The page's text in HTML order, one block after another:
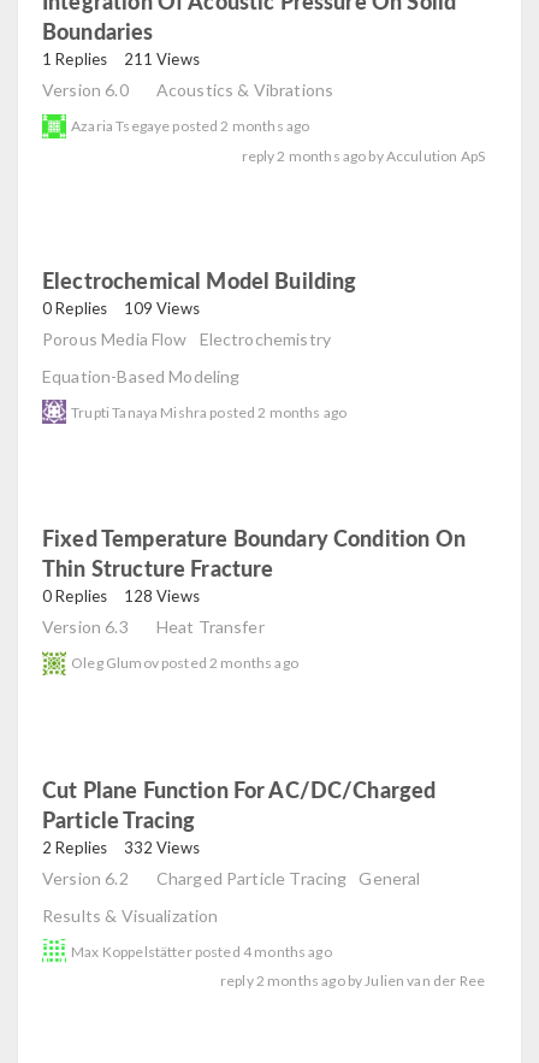
Boundaries
1 Replies 211 Views
Version 6.0 Acoustics & Vibrations
Azaria Tsegaye posted2 months ago
reply 2 months ago byAcculution ApS
Electrochemical Model Building
0 Replies 109 Views
Porous Media Flow
Electrochemistry
Equation-Based Modeling
Trupti Tanaya Mishra posted 2 months ago
Fixed Temperature Boundary Condition On
Thin Structure Fracture
0 Replies 128 Views
Version 6.3 Heat Transfer
Oleg Glumov posted2 months ago
Cut Plane Function For AC/DC/charged
Particle Tracing
2 Replies 332 Views
Version 6.2 Charged Particle Tracing
General
Results & Visualization
Max Koppelstätter posted 4 months ago
reply2 months ago byJulien van der Ree